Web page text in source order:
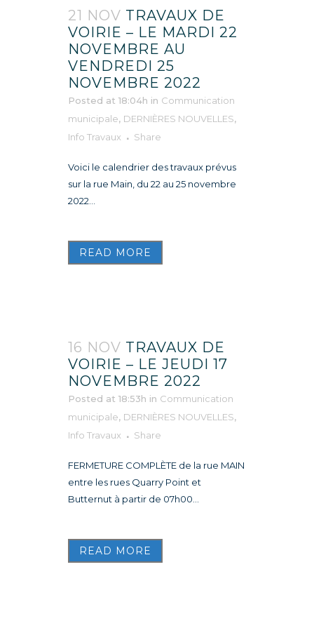
21 NOV TRAVAUX DE
VOIRIE – LE MARDI 22
NOVEMBRE AU
VENDREDI 25
NOVEMBRE 2022
Posted at 18:04h in Communication
municipale, DERNIÈRES NOUVELLES,
Info Travaux
Share
Voici le calendrier des travaux prévus
sur la rue Main, du 22 au 25 novembre
2022...
READ MORE
16 NOV TRAVAUX DE
VOIRIE – LE JEUDI 17
NOVEMBRE 2022
Posted at 18:53h in Communication
municipale, DERNIÈRES NOUVELLES,
Info Travaux
Share
FERMETURE COMPLÈTE de la rue MAIN
entre les rues Quarry Point et
Butternut à partir de 07h00...
READ MORE